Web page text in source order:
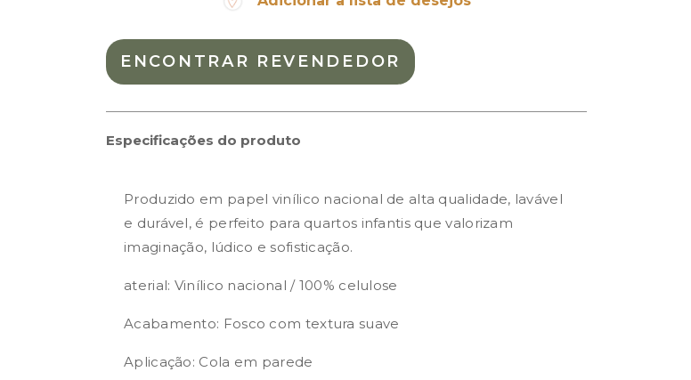
ENCONTRAR REVENDEDOR
Especificações do produto
Produzido em papel vinílico nacional de alta qualidade, lavável
e durável, é perfeito para quartos infantis que valorizam
imaginação, lúdico e sofisticação.
aterial: Vinílico nacional / 100% celulose
Acabamento: Fosco com textura suave
Aplicação: Cola em parede